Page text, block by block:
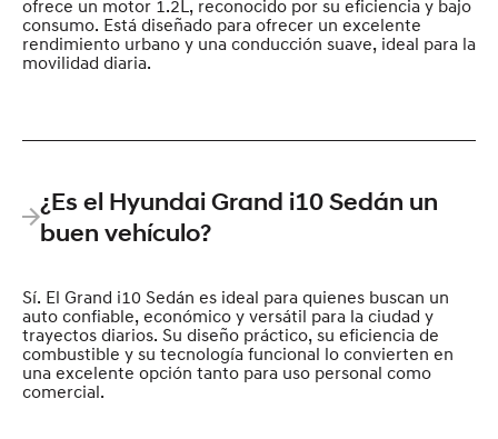
ofrece un motor 1.2L, reconocido por su eficiencia y bajo
consumo. Está diseñado para ofrecer un excelente
rendimiento urbano y una conducción suave, ideal para la
movilidad diaria.
¿Es el Hyundai Grand i10 Sedán un
buen vehículo?
Sí. El Grand i10 Sedán es ideal para quienes buscan un
auto confiable, económico y versátil para la ciudad y
trayectos diarios. Su diseño práctico, su eficiencia de
combustible y su tecnología funcional lo convierten en
una excelente opción tanto para uso personal como
comercial.